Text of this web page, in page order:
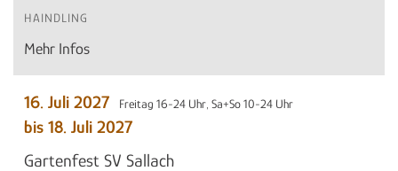
HAINDLING
Mehr Infos
16. Juli 2027 Freitag 16-24 Uhr, Sa+So 10-24 Uhr
bis 18. Juli 2027
Gartenfest SV Sallach